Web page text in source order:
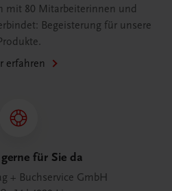
mit 80 Mitarbeiterinnen und
Begeisterung für unsere
erfahren
für Sie da
+ Buchservice GmbH